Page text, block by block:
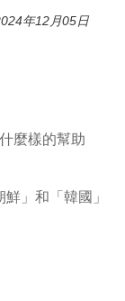
年12月05日
麼樣的幫助
」和「韓國」